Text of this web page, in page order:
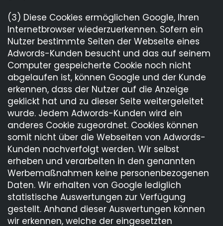
(3) Diese Cookies ermöglichen Google, Ihren
Internetbrowser wiederzuerkennen. Sofern ein
Nutzer bestimmte Seiten der Webseite eines
Adwords-Kunden besucht und das auf seinem
Computer gespeicherte Cookie noch nicht
abgelaufen ist, können Google und der Kunde
erkennen, dass der Nutzer auf die Anzeige
geklickt hat und zu dieser Seite weitergeleitet
wurde. Jedem Adwords-Kunden wird ein
anderes Cookie zugeordnet. Cookies können
somit nicht über die Webseiten von Adwords-
Kunden nachverfolgt werden. Wir selbst
erheben und verarbeiten in den genannten
Werbemaßnahmen keine personenbezogenen
Daten. Wir erhalten von Google lediglich
statistische Auswertungen zur Verfügung
gestellt. Anhand dieser Auswertungen können
wir erkennen, welche der eingesetzten